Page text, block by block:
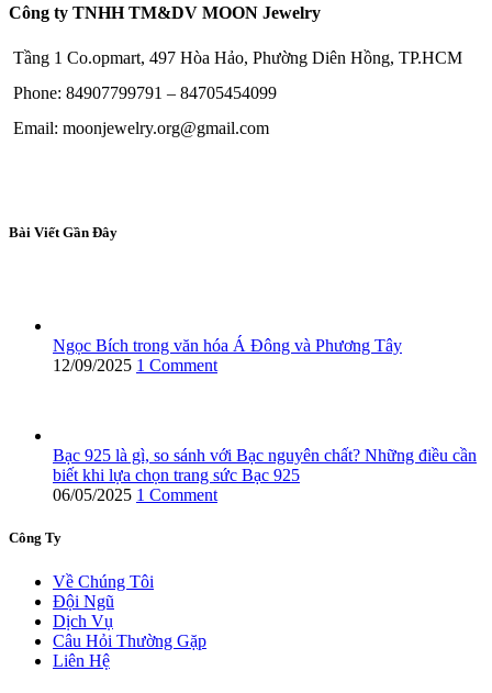
Công ty TNHH TM&DV MOON Jewelry
Tầng 1 Co.opmart, 497 Hòa Hảo, Phường Diên Hồng, TP.HCM
Phone: 84907799791 – 84705454099
Email: moonjewelry.org@gmail.com
Bài Viết Gần Đây
Ngọc Bích trong văn hóa Á Đông và Phương Tây
12/09/2025 1 Comment
Bạc 925 là gì, so sánh với Bạc nguyên chất? Những điều cần
biết khi lựa chọn trang sức Bạc 925
06/05/2025 1 Comment
Công Ty
Về Chúng Tôi
Đội Ngũ
Dịch Vụ
Câu Hỏi Thường Gặp
Liên Hệ